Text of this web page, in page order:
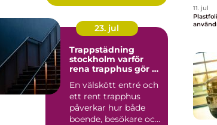
23. jul
Trappstädning
stockholm varför
rena trapphus gör så
En välskött entré och
ett rent trapphus
påverkar hur både
boende, besökare och
11. jul
Plastfolie i